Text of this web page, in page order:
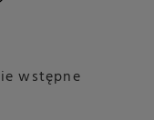
wstępne